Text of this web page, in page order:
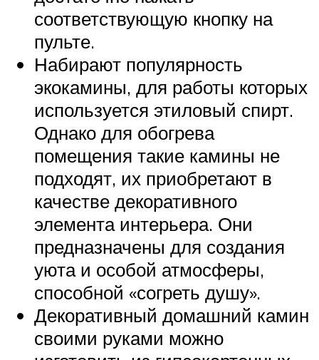
соответствующую кнопку на
пульте.
Набирают популярность
экокамины, для работы которых
используется этиловый спирт.
Однако для обогрева
помещения такие камины не
подходят, их приобретают в
качестве декоративного
элемента интерьера. Они
предназначены для создания
уюта и особой атмосферы,
способной «согреть душу».
Декоративный домашний камин
своими руками можно